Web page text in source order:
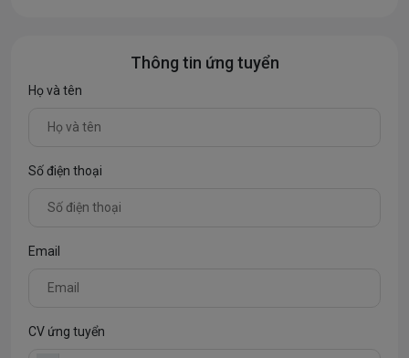
Thông tin ứng tuyển
Họ và tên
Số điện thoại
Email
CV ứng tuyển